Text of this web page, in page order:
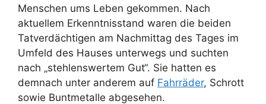
Menschen ums Leben gekommen. Nach
aktuellem Erkenntnisstand waren die beiden
Tatverdächtigen am Nachmittag des Tages im
Umfeld des Hauses unterwegs und suchten
nach „stehlenswertem Gut“. Sie hatten es
demnach unter anderem auf Fahrräder, Schrott
sowie Buntmetalle abgesehen.